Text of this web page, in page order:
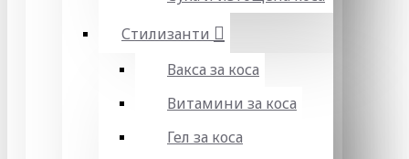
Стилизанти
Вакса за коса
Витамини за коса
Гел за коса